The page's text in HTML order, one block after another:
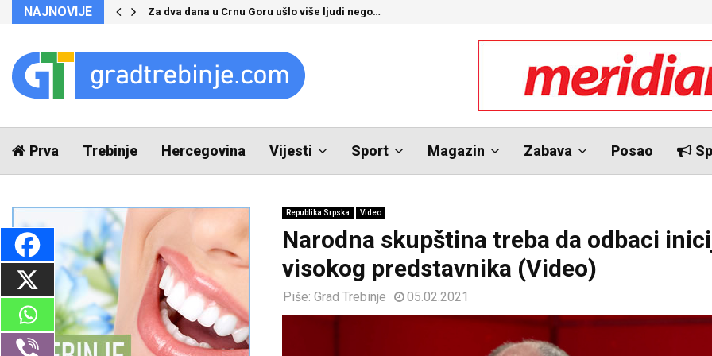
NAJNOVIJE Za dva dana u Crnu Goru ušlo više ljudi nego…
Prva Trebinje Hercegovina Vijesti Sport Magazin Zabava Posao
Republika Srpska Video
Narodna skupština treba da odbaci
visokog predstavnika (Video)
Piše: Grad Trebinje 05.02.2021